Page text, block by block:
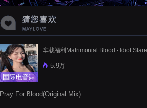
国际电音舞
车载福利Matrimonial Blood - ldiot Stare
5.9万
Pray For Blood(Original Mix)